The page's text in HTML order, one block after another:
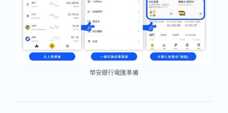
幣安銀行電匯準備